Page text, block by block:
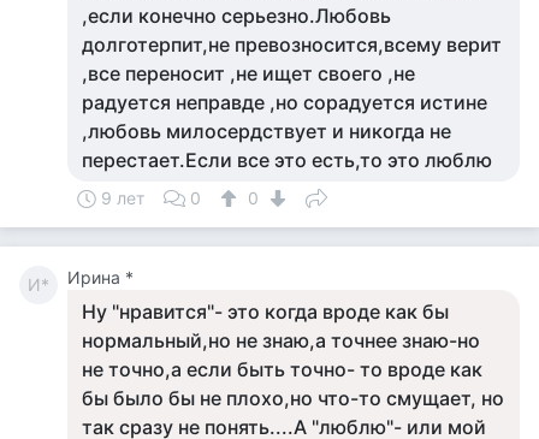
,если конечно серьезно.Любовь
долготерпит,не превозносится,всему верит
,все переносит ,не ищет своего ,не
радуется неправде ,но сорадуется истине
,любовь милосердствует и никогда не
перестает.Если все это есть,то это люблю
9 лет 0 0
И* Ирина *
Ну "нравится"- это когда вроде как бы
нормальный,но не знаю,а точнее знаю-но
не точно,а если быть точно- то вроде как
бы было бы не плохо,но что-то смущает, но
так сразу не понять....А "люблю"- или мой